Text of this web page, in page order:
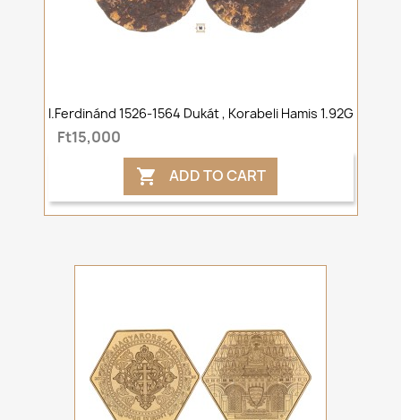
I.Ferdinánd 1526-1564 Dukát , Korabeli Hamis 1.92G
Ft15,000
 ADD TO CART